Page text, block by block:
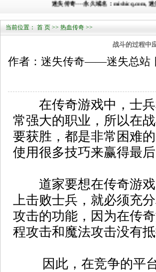
迷失传奇----永久域名：mishicq.com, 迷
当前位置： 首 页 >> 热血传奇 >>
战斗的过程中
作者：迷失传奇——迷失总站
在传奇游戏中，士兵
常强大的职业，所以在
要获胜，都是非常困难
使用很多技巧来赢得最
道家要想在传奇游戏
上击败士兵，就必须充
攻击的功能，因为在传
程攻击和魔法攻击没有抵
因此，在竞争的平台